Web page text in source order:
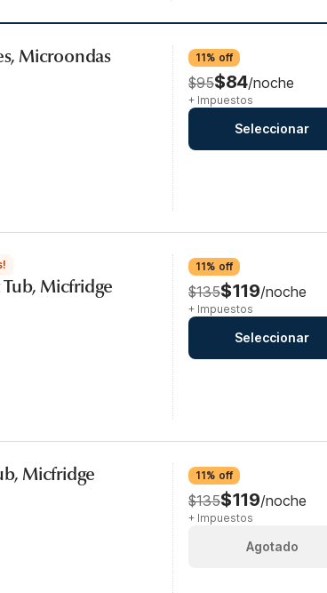
Microondas 11% off
$95$84/noche
+ Impuestos
Seleccionar
Micfridge
11% off
$135$119/noche
+ Impuestos
Seleccionar
Micfridge 11% off
$135$119/noche
+ Impuestos
Agotado